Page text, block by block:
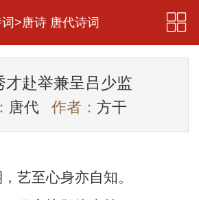
>唐诗 唐代诗词
才赴举兼呈吕少监
唐代 作者： 方干
艺至心身亦自知。